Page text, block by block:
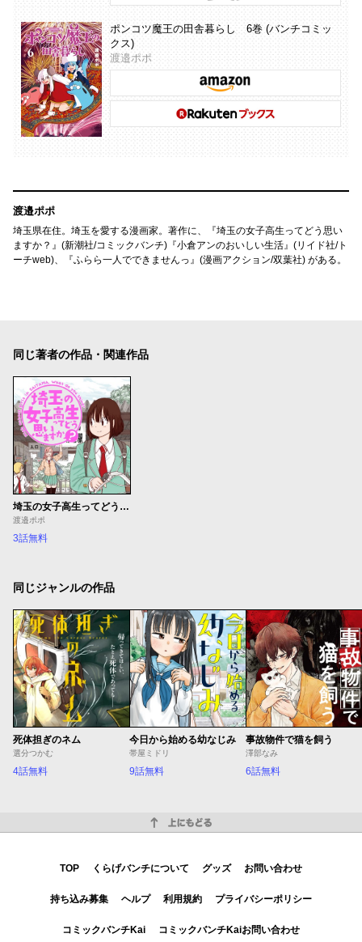
ポンコツ魔王の田舎暮らし 6巻 (バンチコミッ
クス)
渡邉ポポ
渡邉ポポ
埼玉県在住。埼玉を愛する漫画家。著作に、『埼玉の女子高生ってどう思い
ますか？』(新潮社/コミックバンチ)『小倉アンのおいしい生活』(リイド社/ト
ーチweb)、『ふらら一人でできませんっ』(漫画アクション/双葉社) がある。
同じ著者の作品・関連作品
埼玉の女子高生ってどう思いますか？
渡邉ポポ
3話無料
同じジャンルの作品
死体担ぎのネム
選分つかむ
4話無料
今日から始める幼なじみ
帯屋ミドリ
9話無料
事故物件で猫を飼う
澤部なみ
6話無料
TOP くらげバンチについて グッズ お問い合わせ
持ち込み募集 ヘルプ 利用規約 プライバシーポリシー
コミックバンチKai コミックバンチKaiお問い合わせ